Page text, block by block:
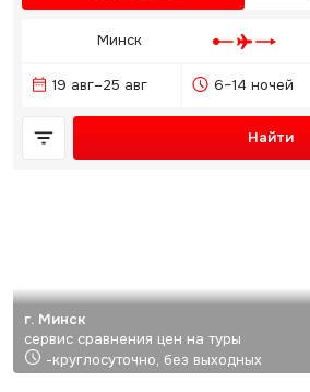
Минск
19 авг–25 авг 6–14 ночей
Найти
г. Минск
сервис сравнения цен на туры
-круглосуточно, без выходных